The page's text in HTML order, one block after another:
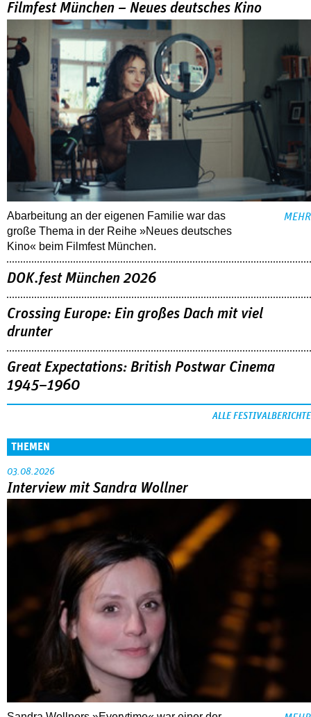
Filmfest München – Neues deutsches Kino
Abarbeitung an der eigenen Familie war das
große Thema in der Reihe »Neues deutsches
Kino« beim Filmfest München.
MEHR
DOK.fest München 2026
Crossing Europe: Ein großes Dach mit viel
drunter
Great Expectations: British Postwar Cinema
1945–1960
ALLE FESTIVALBERICHTE
THEMEN
03.08.2026
Interview mit Sandra Wollner